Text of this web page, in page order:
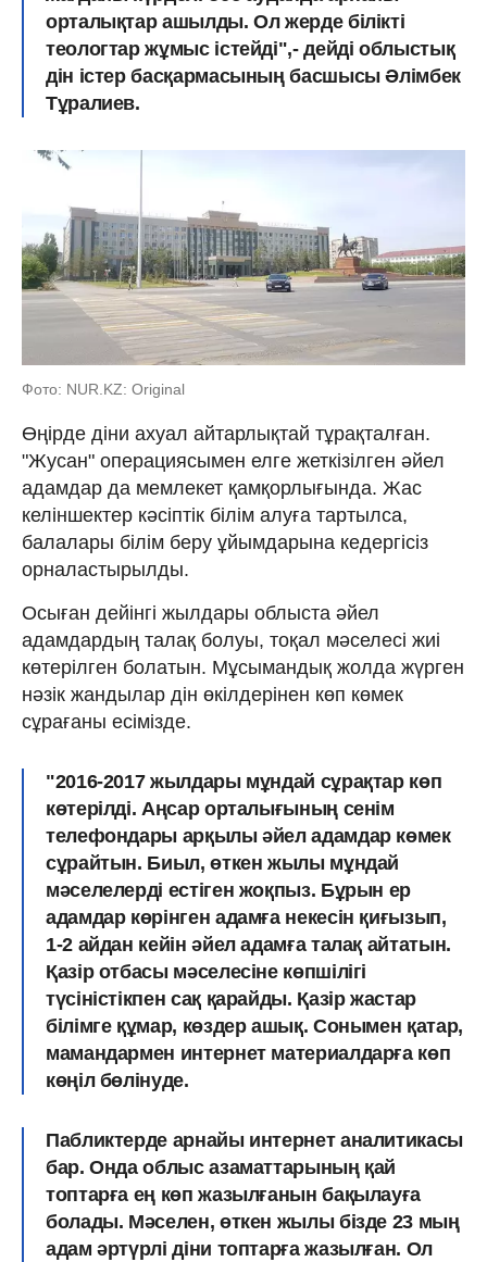
орталықтар ашылды. Ол жерде білікті
теологтар жұмыс істейді",- дейді облыстық
дін істер басқармасының басшысы Әлімбек
Тұралиев.
Фото: NUR.KZ: Original
Өңірде діни ахуал айтарлықтай тұрақталған.
"Жусан" операциясымен елге жеткізілген әйел
адамдар да мемлекет қамқорлығында. Жас
келіншектер кәсіптік білім алуға тартылса,
балалары білім беру ұйымдарына кедергісіз
орналастырылды.
Осыған дейінгі жылдары облыста әйел
адамдардың талақ болуы, тоқал мәселесі жиі
көтерілген болатын. Мұсымандық жолда жүрген
нәзік жандылар дін өкілдерінен көп көмек
сұрағаны есімізде.
"2016-2017 жылдары мұндай сұрақтар көп
көтерілді. Аңсар орталығының сенім
телефондары арқылы әйел адамдар көмек
сұрайтын. Биыл, өткен жылы мұндай
мәселелерді естіген жоқпыз. Бұрын ер
адамдар көрінген адамға некесін қиғызып,
1-2 айдан кейін әйел адамға талақ айтатын.
Қазір отбасы мәселесіне көпшілігі
түсіністікпен сақ қарайды. Қазір жастар
білімге құмар, көздер ашық. Сонымен қатар,
мамандармен интернет материалдарға көп
көңіл бөлінуде.
Пабликтерде арнайы интернет аналитикасы
бар. Онда облыс азаматтарының қай
топтарға ең көп жазылғанын бақылауға
болады. Мәселен, өткен жылы бізде 23 мың
адам әртүрлі діни топтарға жазылған. Ол